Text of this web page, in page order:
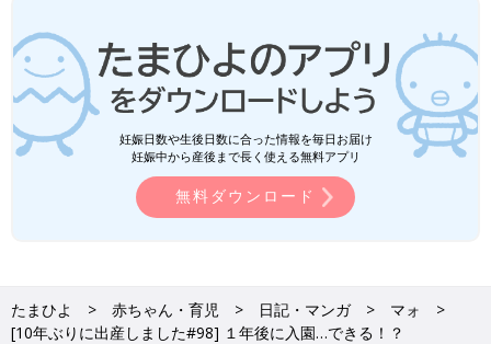
前の話
[10年ぶりに出産しま
した#97] 帝王切開、
２年経っても…
次の話
[10年ぶりに出産しまし
た#99] 生活リズムを整
妊娠日数や生後日数に合った情報を毎日お届け
妊娠中から産後まで長く使える無料アプリ
無料ダウンロード
たまひよ 赤ちゃん・育児 日記・マンガ
マォ
[10年ぶりに出産しました#98] １年後に入園…できる！？